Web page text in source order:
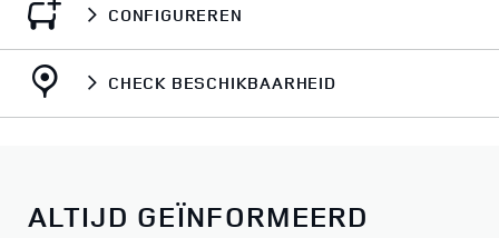
CONFIGUREREN
CHECK BESCHIKBAARHEID
ALTIJD GEÏNFORMEERD